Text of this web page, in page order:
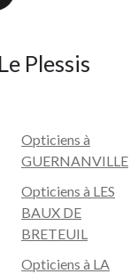
Plessis
Opticiens à
GUERNANVILLE
Opticiens à LES
BAUX DE
BRETEUIL
Opticiens à LA